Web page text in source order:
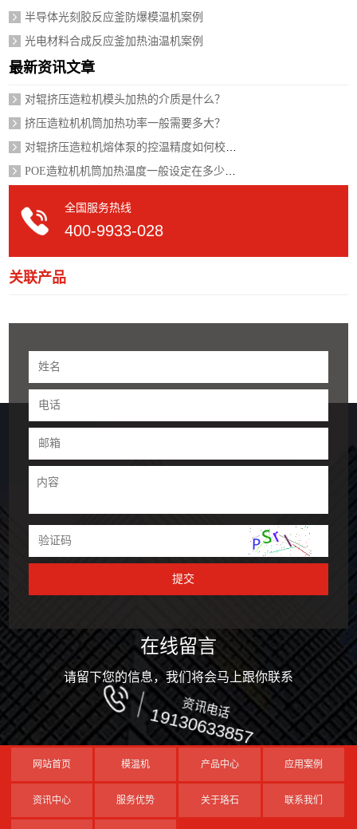
半导体光刻胶反应釜防爆模温机案例
光电材料合成反应釜加热油温机案例
最新资讯文章
对辊挤压造粒机模头加热的介质是什么？
挤压造粒机机筒加热功率一般需要多大？
全国服务热线
400-9933-028
关联产品
在线留言
请留下您的信息，我们将会马上跟你联系
资讯电话
19130633857
网站首页 模温机 产品中心 应用案例
资讯中心 服务优势 关于珞石 联系我们